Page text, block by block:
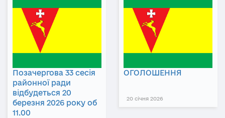
Позачергова 33 сесія
районної ради
відбудеться 20
березня 2026 року об
11.00
ОГОЛОШЕННЯ
20 січня 2026